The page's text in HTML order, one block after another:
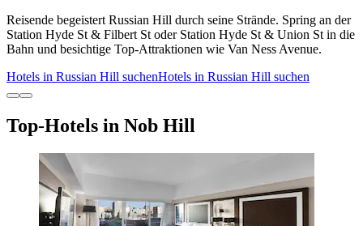
Reisende begeistert Russian Hill durch seine Strände. Spring an der
Station Hyde St & Filbert St oder Station Hyde St & Union St in die
Bahn und besichtige Top-Attraktionen wie Van Ness Avenue.
Hotels in Russian Hill suchenHotels in Russian Hill suchen
Top-Hotels in Nob Hill